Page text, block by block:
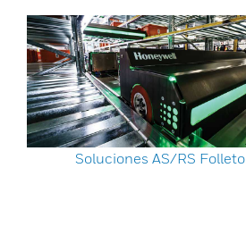
Soluciones AS/RS Folleto